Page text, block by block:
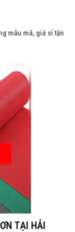
mẫu mã, giá sỉ tận
TẠI HẢI